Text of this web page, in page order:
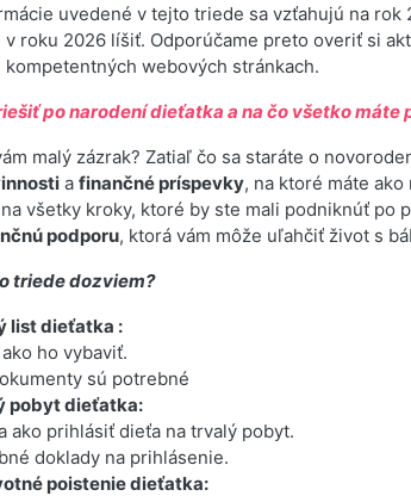
uvedené v tejto triede sa vzťahujú na rok
v roku 2026 líšiť. Odporúčame preto overiť si
webových stránkach.
po narodení dieťatka a na čo všetko máte
malý zázrak? Zatiaľ čo sa staráte o
a finančné príspevky, na ktoré máte
všetky kroky, ktoré by ste mali podniknúť po
podporu, ktorá vám môže uľahčiť život s
triede dozviem?
list dieťatka :
ako ho vybaviť.
sú potrebné
pobyt dieťatka:
ako prihlásiť dieťa na trvalý pobyt.
doklady na prihlásenie.
poistenie dieťatka: